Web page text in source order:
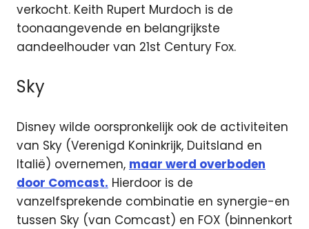
verkocht. Keith Rupert Murdoch is de
toonaangevende en belangrijkste
aandeelhouder van 21st Century Fox.
Sky
Disney wilde oorspronkelijk ook de activiteiten
van Sky (Verenigd Koninkrijk, Duitsland en
Italië) overnemen, maar werd overboden
door Comcast. Hierdoor is de
vanzelfsprekende combinatie en synergie-en
tussen Sky (van Comcast) en FOX (binnenkort